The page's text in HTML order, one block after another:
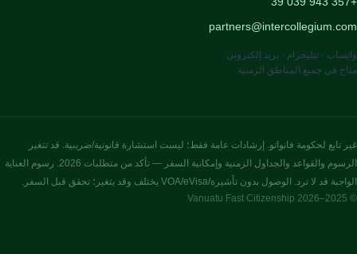
partners@intercollegium.com
واتساب · تيليجرام · بريد إلكتروني
متاح في جميع المناطق الزمنية
غير تابع لحكومة فانواتو. إرشادات عامة فقط؛ ليست استشارة قانونية/ضريبية. قد تتغير
الرسوم والقواعد والجداول الزمنية وإمكانية السفر — تأكد من متطلبات 2026. رسوم العناية
الواجبة قد لا ترد. الوصول بدون تأشيرة/VOA/eVisa يختلف وقد يتغير؛ تحقق قبل السفر.
© 2025–2026 Vanuatu Fast Citizenship